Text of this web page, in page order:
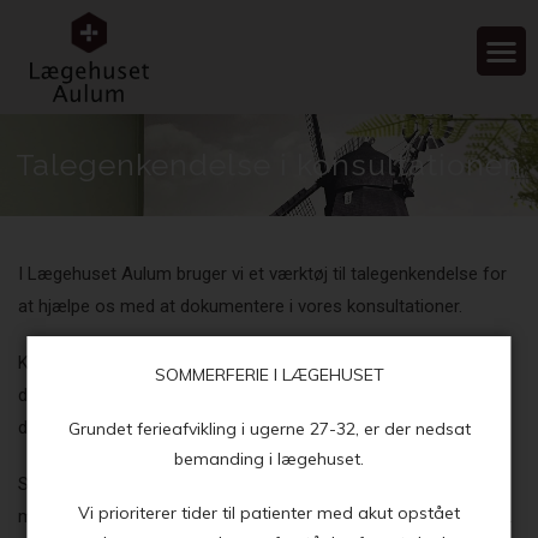
Talegenkendelse i konsultationen
I Lægehuset Aulum bruger vi et værktøj til talegenkendelse for
at hjælpe os med at dokumentere i vores konsultationer.
Konsultationerne foregår som de plejer – intet ændrer sig for
dig som patient. Lægen får bedre tid til at lytte og vejlede, da
dokumentation kræver mindre tid.
Samtalen mellem dig og din læge bliver opfanget af vores
mikrofon, så lægen kan fokusere fuldt ud på dig og dine behov.
SOMMERFERIE I LÆGEHUSET
Grundet ferieafvikling i ugerne 27-32, er der nedsat
bemanding i lægehuset.
Vi prioriterer tider til patienter med akut opstået